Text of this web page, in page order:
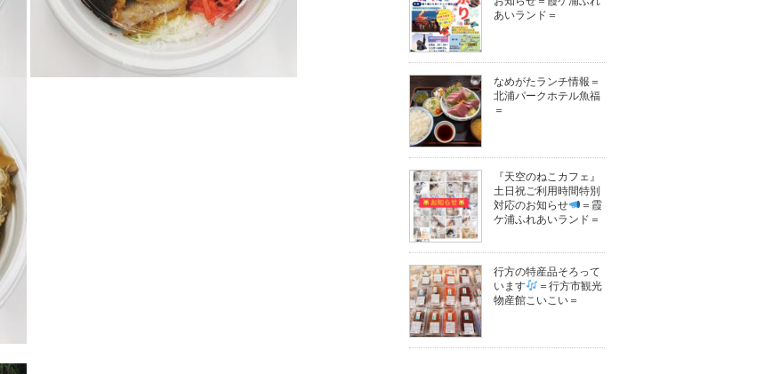
あいランド＝
なめがたランチ情報＝
北浦パークホテル魚福
＝
『天空のねこカフェ』
土日祝ご利用時間特別
対応のお知らせ
＝霞
ケ浦ふれあいランド＝
行方の特産品そろって
います
＝行方市観光
物産館こいこい＝